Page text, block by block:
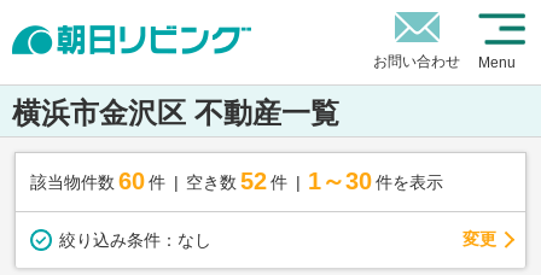
お問い合わせ Menu
横浜市金沢区 不動産一覧
該当物件数 60件 空き数 52 件 1～30 件を表示
絞り込み条件： なし 変更